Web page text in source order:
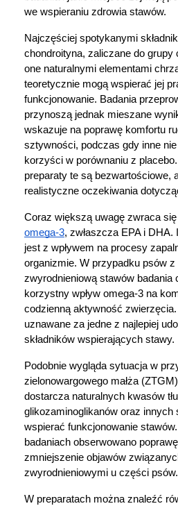
we wspieraniu zdrowia stawów.
Najczęściej spotykanymi
chondroityna, zaliczane do grupy
one naturalnymi elementami
teoretycznie mogą wspierać jej
funkcjonowanie. Badania
przynoszą jednak mieszane
wskazuje na poprawę komfortu
sztywności, podczas gdy inne
korzyści w porównaniu z
preparaty te są bezwartościowe,
realistyczne oczekiwania
Coraz większą uwagę zwraca
omega-3, zwłaszcza EPA i DHA.
jest z wpływem na procesy
organizmie. W przypadku psów z
zwyrodnieniową stawów badania
korzystny wpływ omega-3 na
codzienną aktywność
uznawane za jedne z najlepiej
składników wspierających stawy.
Podobnie wygląda sytuacja w
zielonowargowego małża
dostarcza naturalnych kwasów
glikozaminoglikanów oraz innych
wspierać funkcjonowanie
badaniach obserwowano
zmniejszenie objawów
zwyrodnieniowymi u części psów.
W preparatach można znaleźć